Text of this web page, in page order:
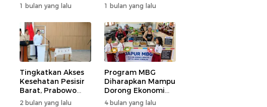
Genjot PSN
Wujudkan Nol
Kematian
1 bulan yang lalu
Beri Layanan
Kesehatan Gratis
250 Warga
1 bulan yang lalu
Tingkatkan Akses
Kesehatan Pesisir
Barat, Prabowo
Resmikan RSUD KH
2 bulan yang lalu
Program MBG
Diharapkan Mampu
Dorong Ekonomi
Daerah, DPRD
4 bulan yang lalu